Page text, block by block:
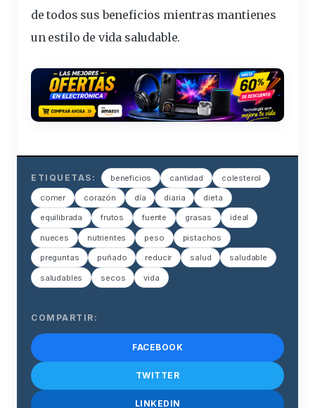
de todos sus beneficios mientras mantienes
un estilo de vida saludable.
ETIQUETAS: beneficios cantidad colesterol
comer corazón día diaria dieta
equilibrada frutos fuente grasas ideal
nueces nutrientes peso pistachos
preguntas puñado reducir salud saludable
saludables secos vida
COMPARTIR:
FACEBOOK
TWITTER
LINKEDIN